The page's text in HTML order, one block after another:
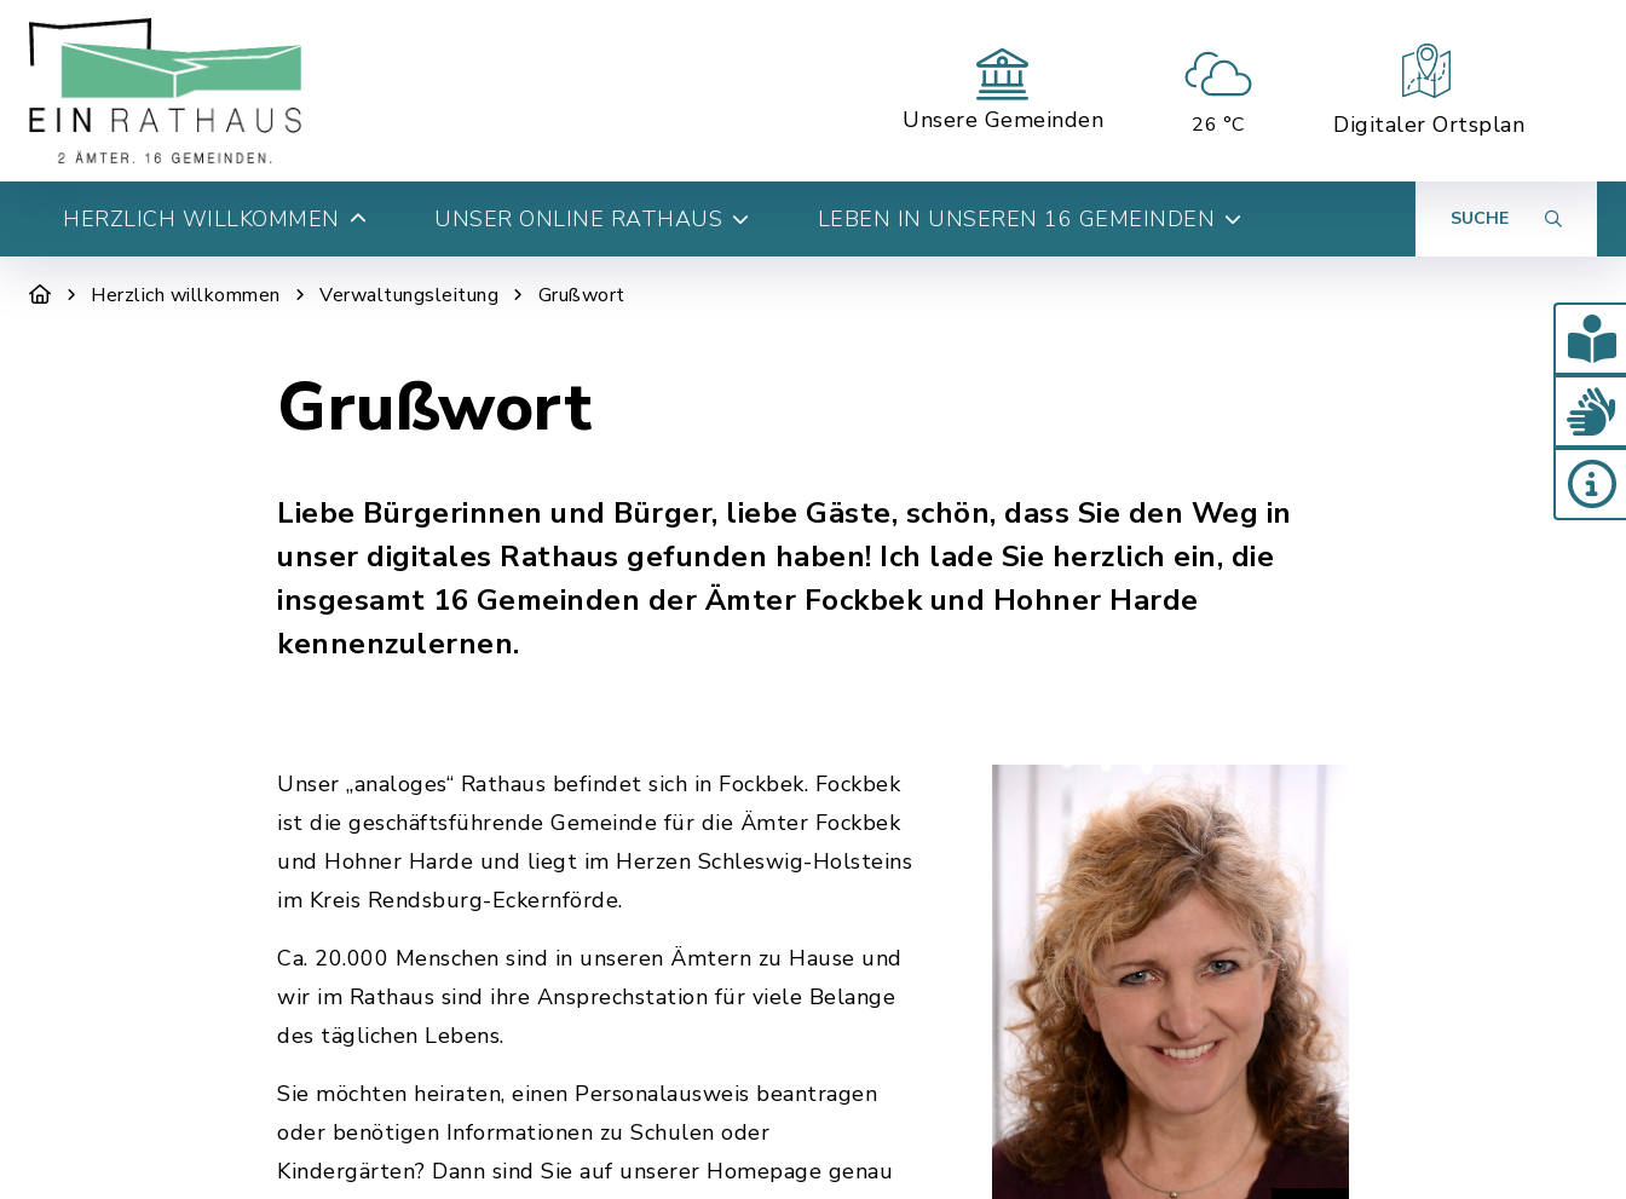
Unsere Gemeinden 26 °C Digitaler Ortsplan
HERZLICH WILLKOMMEN UNSER ONLINE RATHAUS LEBEN IN UNSEREN 16 GEMEINDEN SUCHE
Herzlich willkommen Verwaltungsleitung Grußwort
Grußwort
Liebe Bürgerinnen und Bürger, liebe Gäste, schön, dass Sie den Weg in
unser digitales Rathaus gefunden haben! Ich lade Sie herzlich ein, die
insgesamt 16 Gemeinden der Ämter Fockbek und Hohner Harde
kennenzulernen.
Unser „analoges“ Rathaus befindet sich in Fockbek. Fockbek
ist die geschäftsführende Gemeinde für die Ämter Fockbek
und Hohner Harde und liegt im Herzen Schleswig-Holsteins
im Kreis Rendsburg-Eckernförde.
Ca. 20.000 Menschen sind in unseren Ämtern zu Hause und
wir im Rathaus sind ihre Ansprechstation für viele Belange
des täglichen Lebens.
Sie möchten heiraten, einen Personalausweis beantragen
oder benötigen Informationen zu Schulen oder
Kindergärten? Dann sind Sie auf unserer Homepage genau